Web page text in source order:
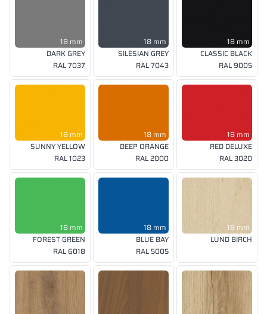
18 mm
DARK GREY
RAL 7037
18 mm
SILESIAN GREY
RAL 7043
18 mm
CLASSIC BLACK
RAL 9005
18 mm
SUNNY YELLOW
RAL 1023
18 mm
DEEP ORANGE
RAL 2000
18 mm
RED DELUXE
RAL 3020
18 mm
FOREST GREEN
RAL 6018
18 mm
BLUE BAY
RAL 5005
18 mm
LUND BIRCH